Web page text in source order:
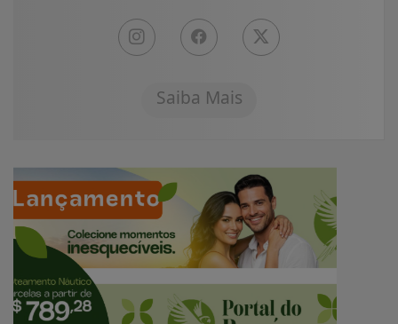
Saiba Mais